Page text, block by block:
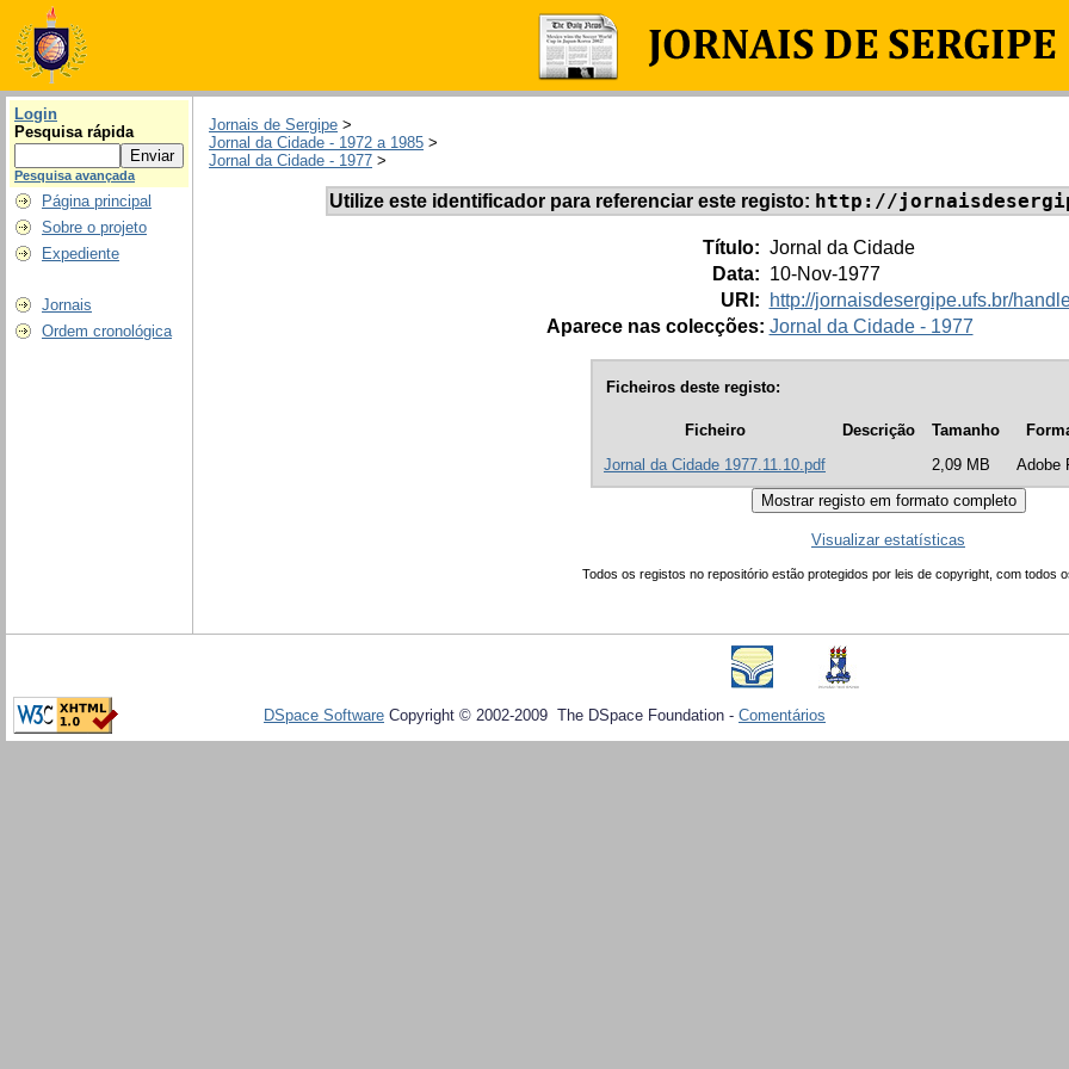
Login
Pesquisa rápida
Pesquisa avançada
Página principal
Sobre o projeto
Expediente
Jornais
Ordem cronológica
Jornais de Sergipe >
Jornal da Cidade - 1972 a 1985 >
Jornal da Cidade - 1977 >
Utilize este identificador para referenciar este registo: http://
Título: Jornal da Cidade
Data: 10-Nov-1977
URI:
http://jornaisdesergipe.ufs.br/
Aparece nas colecções: Jornal da Cidade - 1977
Ficheiros deste registo:
Ficheiro Descrição Tamanho
Jornal da Cidade 1977.11.10.pdf
2,09 MB Adobe
Visualizar estatísticas
Todos os registos no repositório estão protegidos por leis de copyright, com todos
DSpace Software Copyright © 2002-2009 The DSpace Foundation - Comentários